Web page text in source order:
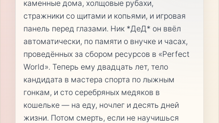
каменные дома, холщовые рубахи,
стражники со щитами и копьями, и игровая
панель перед глазами. Ник *ДеД* он ввёл
автоматически, по памяти о внучке и часах,
проведённых за сбором ресурсов в «Perfect
World». Теперь ему двадцать лет, тело
кандидата в мастера спорта по лыжным
гонкам, и сто серебряных медяков в
кошельке — на еду, ночлег и десять дней
жизни. Потом смерть, если не научишься